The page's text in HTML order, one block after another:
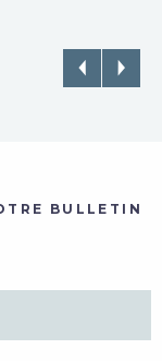
BULLETIN